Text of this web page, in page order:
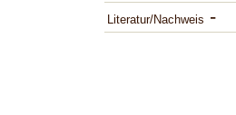
Literatur/Nachweis -